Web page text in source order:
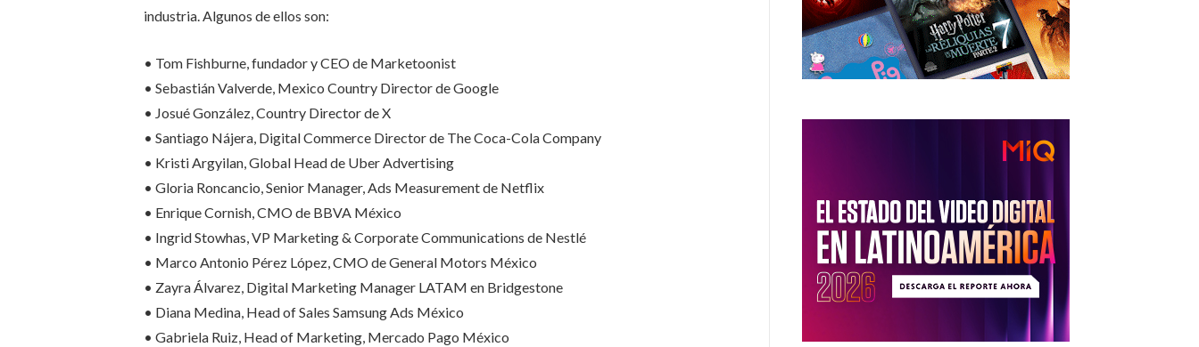
industria. Algunos de ellos son:
• Tom Fishburne, fundador y CEO de Marketoonist
• Sebastián Valverde, Mexico Country Director de Google
• Josué González, Country Director de X
• Santiago Nájera, Digital Commerce Director de The Coca-Cola Company
• Kristi Argyilan, Global Head de Uber Advertising
• Gloria Roncancio, Senior Manager, Ads Measurement de Netflix
• Enrique Cornish, CMO de BBVA México
• Ingrid Stowhas, VP Marketing & Corporate Communications de Nestlé
• Marco Antonio Pérez López, CMO de General Motors México
• Zayra Álvarez, Digital Marketing Manager LATAM en Bridgestone
• Diana Medina, Head of Sales Samsung Ads México
• Gabriela Ruiz, Head of Marketing, Mercado Pago México